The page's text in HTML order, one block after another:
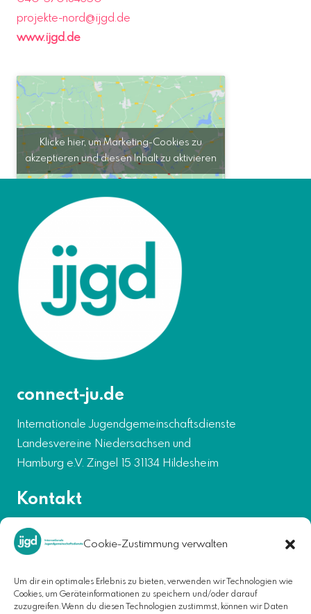
Cookie-Zustimmung verwalten
Um dir ein optimales Erlebnis zu bieten, verwenden wir Technologien wie
Cookies, um Geräteinformationen zu speichern und/oder darauf
zuzugreifen. Wenn du diesen Technologien zustimmst, können wir Daten
projekte-nord@ijgd.de
www.ijgd.de
Klicke hier, um Marketing-Cookies zu
akzeptieren und diesen Inhalt zu aktivieren
connect-ju.de
Internationale Jugendgemeinschaftsdienste
Landesvereine Niedersachsen und
Hamburg e.V. Zingel 15 31134 Hildesheim
Kontakt
projekte-nord@ijgd.de
Niedersachen:05121-20661-441
Wenn Du dich mit anderen vernetzen oder bei den ijgd